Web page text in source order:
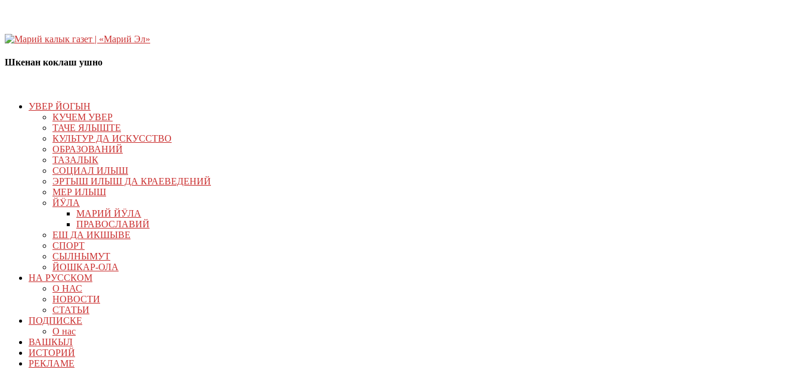
Шкенан коклаш ушно
УВЕР ЙОГЫН
КУЧЕМ УВЕР
ТАЧЕ ЯЛЫШТЕ
КУЛЬТУР ДА ИСКУССТВО
ОБРАЗОВАНИЙ
ТАЗАЛЫК
СОЦИАЛ ИЛЫШ
ЭРТЫШ ИЛЫШ ДА КРАЕВЕДЕНИЙ
МЕР ИЛЫШ
ЙӰЛА
МАРИЙ ЙӰЛА
ПРАВОСЛАВИЙ
ЕШ ДА ИКШЫВЕ
СПОРТ
СЫЛНЫМУТ
ЙОШКАР-ОЛА
НА РУССКОМ
О НАС
НОВОСТИ
СТАТЬИ
ПОДПИСКЕ
О нас
ВАШКЫЛ
ИСТОРИЙ
РЕКЛАМЕ